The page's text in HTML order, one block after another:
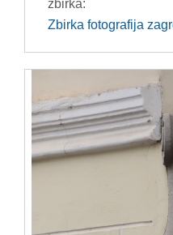
zbirka:
Zbirka fotografija